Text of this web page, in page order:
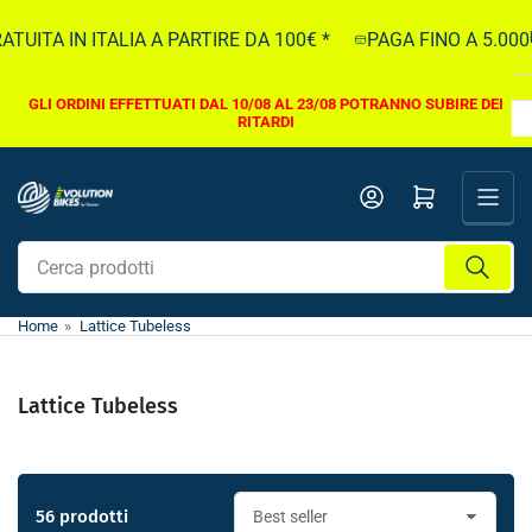
direttamente
contenuti
IN ITALIA A PARTIRE DA 100€ * PAGA FINO A 5.000€ IN
GLI ORDINI EFFETTUATI DAL 10/08 AL 23/08 POTRANNO SUBIRE DEI
RITARDI
Cerca
prodotti
Apri il mini carrello
Home » Lattice Tubeless
Lattice Tubeless
56 prodotti